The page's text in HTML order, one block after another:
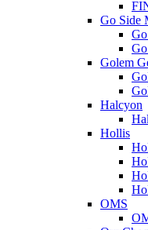
Go Side
Golem
Halcyon
Hollis
OMS